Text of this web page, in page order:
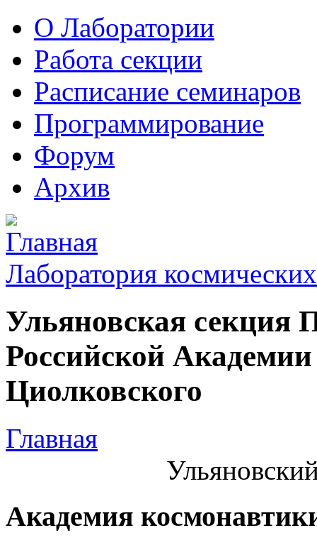
О Лаборатории
Работа секции
Расписание семинаров
Программирование
Форум
Архив
Лаборатория
Ульяновская секция
Российской
Циолковского
Главная
Академия